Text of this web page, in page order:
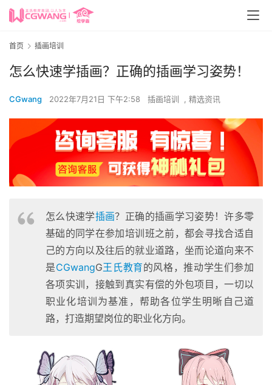
首页 插画培训
怎么快速学插画？正确的插画学习姿势！
CGwang 2022年7月21日 下午2:58 插画培训 , 精选资讯
怎么快速学插画？正确的插画学习姿势！许多零
基础的同学在参加培训班之前，都会寻找合适自
己的方向以及往后的就业道路，坐而论道向来不
是CGwangG王氏教育的风格，推动学生们参加
各项实训，接触到真实有偿的外包项目，一切以
职业化培训为基准，帮助各位学生明晰自己道
路，打造期望岗位的职业化方向。